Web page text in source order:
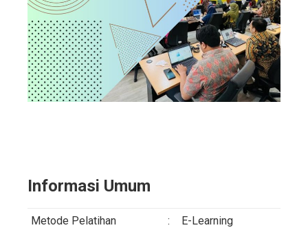
Informasi Umum
Metode Pelatihan : E-Learning